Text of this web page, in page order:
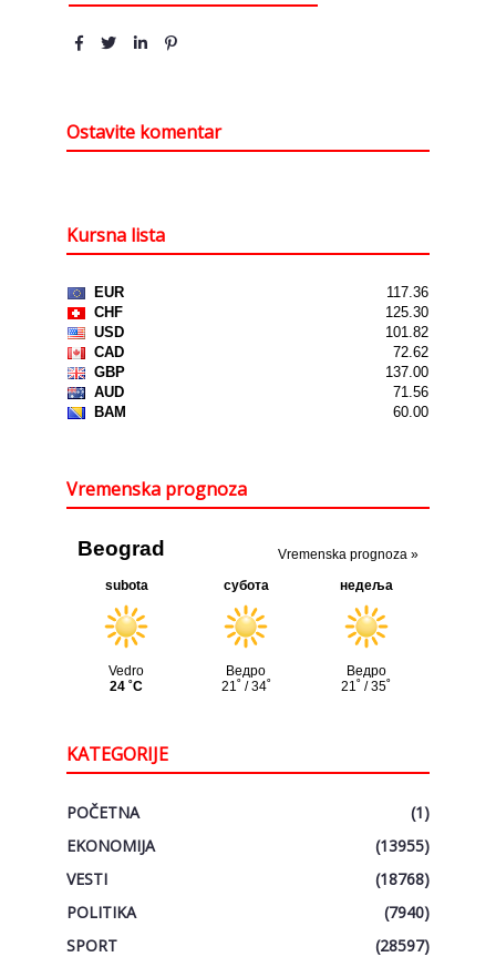
Ostavite komentar
Kursna lista
Vremenska prognoza
KATEGORIJE
POČETNA
(1)
EKONOMIJA
(13955)
VESTI
(18768)
POLITIKA
(7940)
SPORT
(28597)